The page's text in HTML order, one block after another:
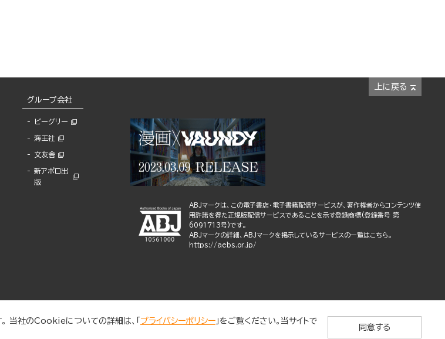
上に戻る
グループ会社
ビーグリー
海王社
文友舎
新アポロ出
版
ABJマークは、この電子書店・電子書籍配信サービスが、著作権者からコンテンツ使
用許諾を得た正規版配信サービスであることを示す登録商標(登録番号 第
6091713号)です。
ABJマークの詳細、ABJマークを掲示しているサービスの一覧はこちら。
https://aebs.or.jp/
当社のCookieについての詳細は、「 プライバシーポリシー 」をご覧ください。当サイトで
同意する